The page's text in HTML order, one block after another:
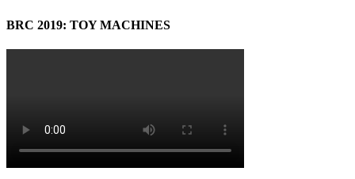
BRC 2019: TOY MACHINES